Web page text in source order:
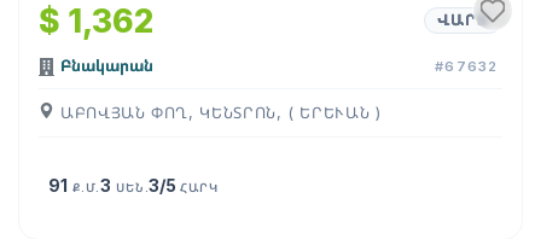
$ 1,362 ՎԱՐՁ
Բնակարան #67632
ԱԲՈՎՅԱՆ ՓՈՂ, ԿԵՆՏՐՈՆ, ( ԵՐԵՒԱՆ )
91 Ք.Մ.3 ՍԵՆ.3/5ՀԱՐԿ